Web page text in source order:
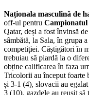
Naționala masculină de
off-ul pentru
Qatar, deși a fost învinsă
sâmbătă, la Sala, în grupa
competiției. Câștigători în
trebuiau să piardă la o
obține calificarea în faza
Tricolorii au început foarte
și 3-1 (4), slovacii au
3 (10), gazdele au reușit